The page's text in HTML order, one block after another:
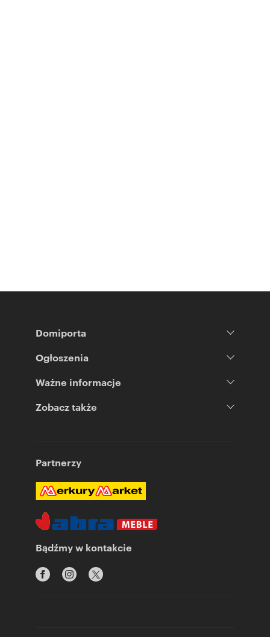
Domiporta
Ogłoszenia
Ważne informacje
Zobacz także
Partnerzy
Bądźmy w kontakcie